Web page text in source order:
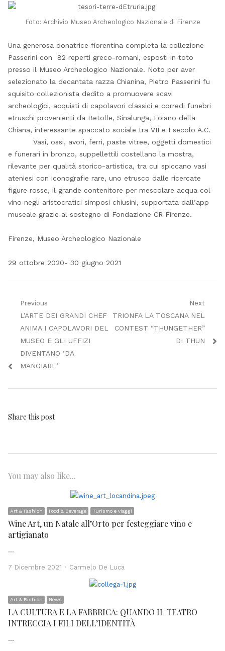
Foto: Archivio Museo Archeologico Nazionale di Firenze
Una generosa donatrice fiorentina completa la collezione
Passerini con 82 reperti greco-romani, esposti in toto
presso il Museo Archeologico Nazionale. Noto per aver
selezionato la decantata razza Chianina, Pietro Passerini fu
squisito collezionista dedito a promuovere scavi
archeologici, acquisti di capolavori classici e corredi funebri
etruschi provenienti da Betolle, Sinalunga, Foiano della
Chiana, interessante spaccato sociale tra VII e I secolo A.C.
Vasi, ossi, avori, ferri, paste vitree, oggetti domestici
e funerari in bronzo, suppellettili costellano la mostra,
rilevante per qualità storico-artistica, tra cui spiccano vasi
ateniesi con iconografie rare, uno etrusco dalle ricercate
figure rosse, il grande contenitore per mescolare acqua col
vino negli aristocratici simposi chiusini, supportata dall’app
museale grazie al sostegno di Fondazione CR Firenze.
Firenze, Museo Archeologico Nazionale
29 ottobre 2020- 30 giugno 2021
Navigazione
articoli
Previous
Previous
post:
L’ARTE DEI GRANDI CHEF
ANIMA I CAPOLAVORI DEL
MUSEO E GLI UFFIZI
DIVENTANO ‘DA
MANGIARE’
Next
Next
post:
TRIONFA LA TOSCANA NEL
CONTEST “THUNGETHER”
DI THUN
Share this post
You may also like...
Art & Fashion Food & Beverage Turismo e viaggi
Wine Art, un Natale all’Orto per festeggiare vino e
artigianato
…
7 Dicembre 2021 Author
Carmelo De Luca
Art & Fashion News
LA CULTURA E LA FABBRICA: QUANDO IL TEATRO
INTRECCIA I FILI DELL’IDENTITÀ
…